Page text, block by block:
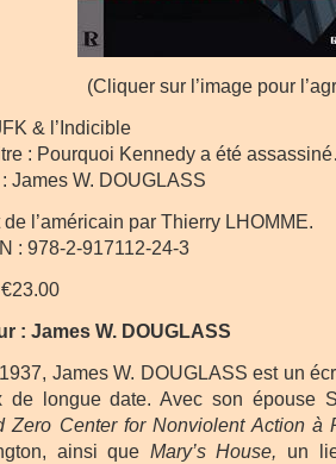
(Cliquer sur l’image pour
& l’Indicible
: Pourquoi Kennedy a été
James W. DOUGLASS
l’américain par Thierry LHOMME.
: 978-2-917112-24-3
: James W. DOUGLASS
James W. DOUGLASS est un
de longue date. Avec son épouse
Zero Center for Nonviolent Action à
ainsi que Mary’s House,
un